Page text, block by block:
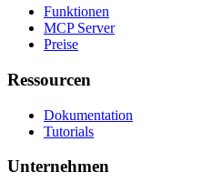
Funktionen
MCP Server
Preise
Ressourcen
Dokumentation
Tutorials
Unternehmen